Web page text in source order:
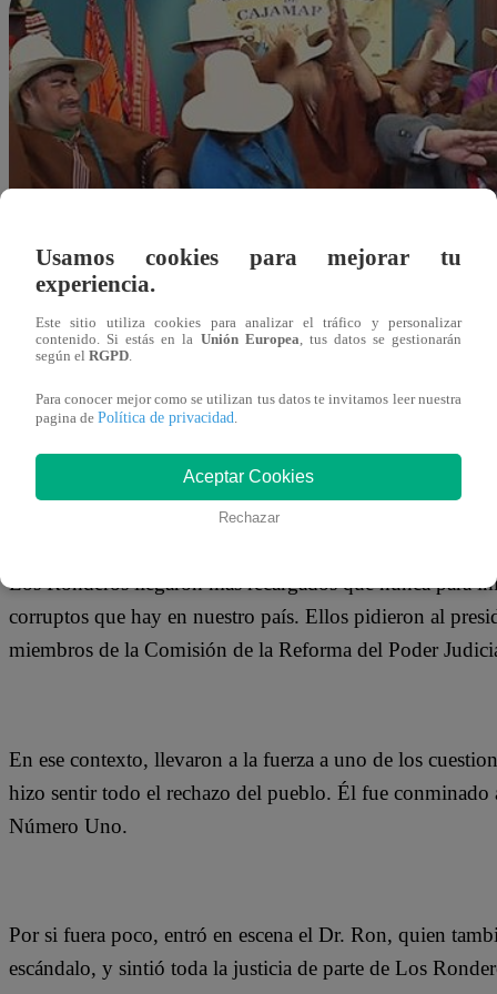
Redacción Latina
21 de julio 2018
Los Ronderos llegaron más recargados que nunca para
corruptos que hay en nuestro país. Ellos pidieron al
miembros de la Comisión de la Reforma del Poder
En ese contexto, llevaron a la fuerza a uno de los
hizo sentir todo el rechazo del pueblo. Él fue conminado
Número Uno.
Por si fuera poco, entró en escena el Dr. Ron, quien
escándalo, y sintió toda la justicia de parte de Los
Usamos cookies para mejorar tu
experiencia.
Este sitio utiliza cookies para analizar el tráfico y personalizar
contenido. Si estás en la Unión Europea , tus datos se gestionarán
según el RGPD
Para conocer mejor como se utilizan tus datos te invitamos leer nuestra
pagina de Política de privacidad
Aceptar Cookies
Rechazar